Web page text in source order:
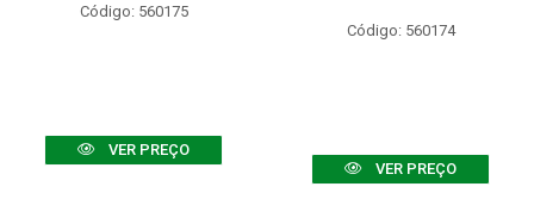
Código: 560175
VER PREÇO
Código: 560174
VER PREÇO